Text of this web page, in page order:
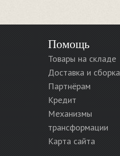
Помощь
Товары на складе
Доставка и сборка
Партнёрам
Кредит
Механизмы
трансформации
Карта сайта